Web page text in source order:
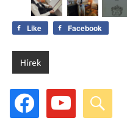
Like Facebook
Hírek
facebook youtube search